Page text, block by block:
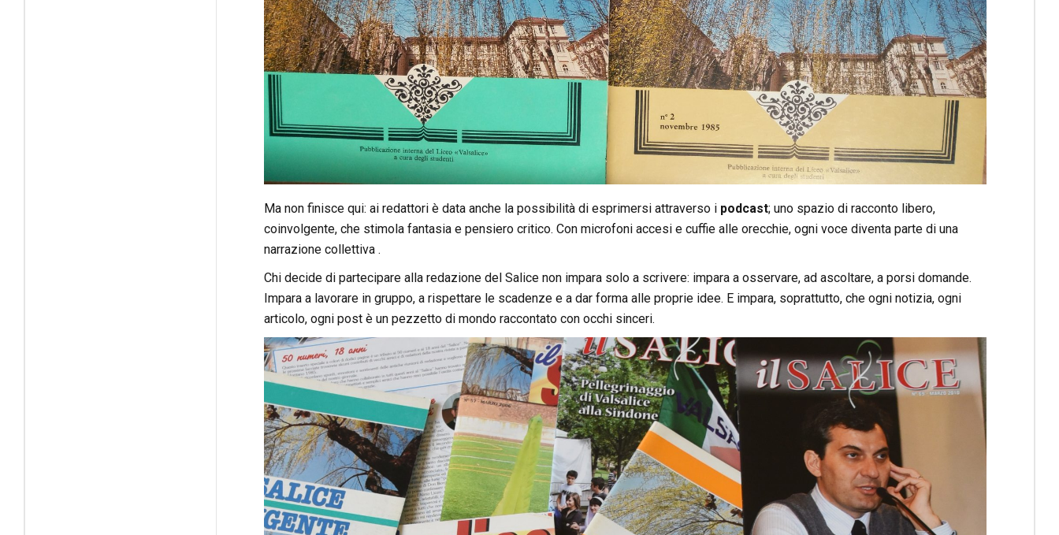
Ma non finisce qui: ai redattori è data anche la possibilità di esprimersi attraverso i podcast; uno spazio di racconto libero,
coinvolgente, che stimola fantasia e pensiero critico. Con microfoni accesi e cuffie alle orecchie, ogni voce diventa parte di una
narrazione collettiva .
Chi decide di partecipare alla redazione del Salice non impara solo a scrivere: impara a osservare, ad ascoltare, a porsi domande.
Impara a lavorare in gruppo, a rispettare le scadenze e a dar forma alle proprie idee. E impara, soprattutto, che ogni notizia, ogni
articolo, ogni post è un pezzetto di mondo raccontato con occhi sinceri.